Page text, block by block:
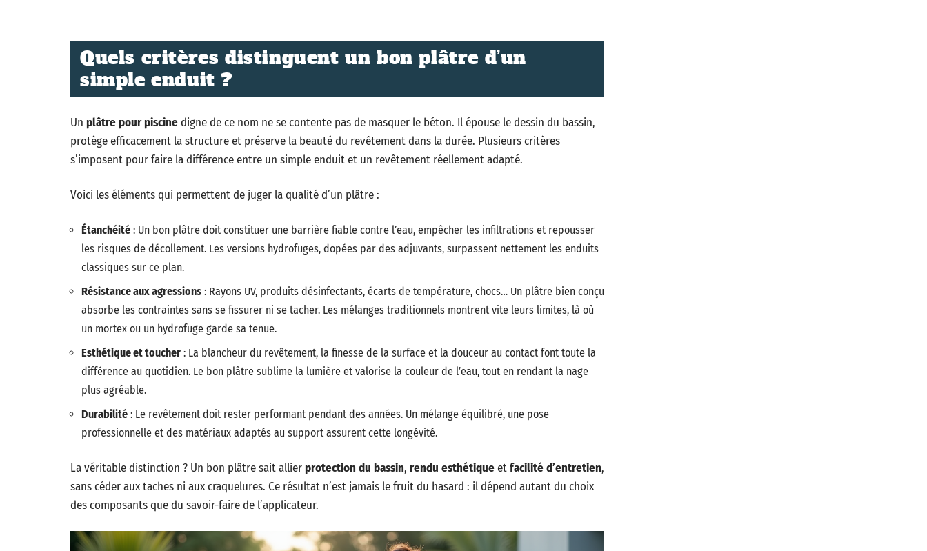
Quels critères distinguent un bon plâtre d’un
simple enduit ?
Un plâtre pour piscinedigne de ce nom ne se contente pas de masquer le béton. Il épouse le dessin du bassin,
protège efficacement la structure et préserve la beauté du revêtement dans la durée. Plusieurs critères
s’imposent pour faire la différence entre un simple enduit et un revêtement réellement adapté.
Voici les éléments qui permettent de juger la qualité d’un plâtre :
Étanchéité : Un bon plâtre doit constituer une barrière fiable contre l’eau, empêcher les infiltrations et repousser
les risques de décollement. Les versions hydrofuges, dopées par des adjuvants, surpassent nettement les enduits
classiques sur ce plan.
Résistance aux agressions : Rayons UV, produits désinfectants, écarts de température, chocs… Un plâtre bien conçu
absorbe les contraintes sans se fissurer ni se tacher. Les mélanges traditionnels montrent vite leurs limites, là où
un mortex ou un hydrofuge garde sa tenue.
Esthétique et toucher : La blancheur du revêtement, la finesse de la surface et la douceur au contact font toute la
différence au quotidien. Le bon plâtre sublime la lumière et valorise la couleur de l’eau, tout en rendant la nage
plus agréable.
Durabilité : Le revêtement doit rester performant pendant des années. Un mélange équilibré, une pose
professionnelle et des matériaux adaptés au support assurent cette longévité.
La véritable distinction ? Un bon plâtre sait allierprotection du bassin, rendu esthétiqueetfacilité d’entretien,
sans céder aux taches ni aux craquelures. Ce résultat n’est jamais le fruit du hasard : il dépend autant du choix
des composants que du savoir-faire de l’applicateur.